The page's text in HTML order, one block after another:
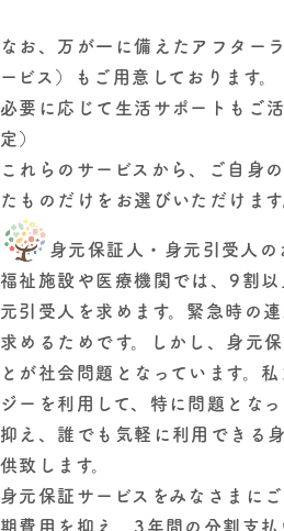
なお、万が一に備えた アフター
ービス ）もご用意しております。
必要に応じて 生活サポート もご
定）
これらのサービスから、ご自身
たものだけをお選びいただけます
身元保証人・身元引受人の
福祉施設や医療機関では、9割
元引受人を求めます。緊急時の
求めるためです。しかし、身元
とが社会問題となっています。
ジーを利用して、特に問題とな
抑え、誰でも気軽に利用できる
供致します。
身元保証サービスをみなさまに
期費用を抑え、3年間の分割支払